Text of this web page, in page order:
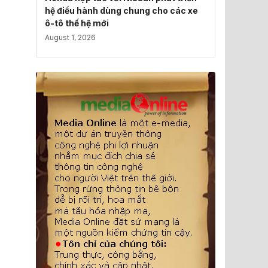
hệ điều hành dùng chung cho các xe
ô-tô thế hệ mới
August 1, 2026